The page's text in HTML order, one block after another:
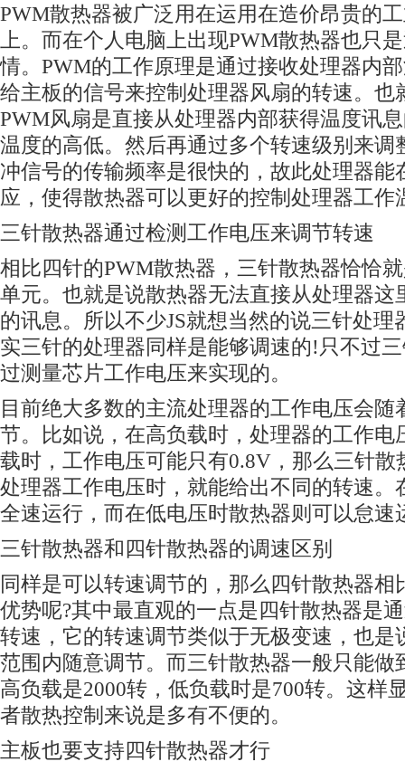
PWM散热器被广泛用在运用在造价昂贵的
上。而在个人电脑上出现PWM散热器也只
情。PWM的工作原理是通过接收处理器内
给主板的信号来控制处理器风扇的转速。也
PWM风扇是直接从处理器内部获得温度讯
温度的高低。然后再通过多个转速级别来调
冲信号的传输频率是很快的，故此处理器能
应，使得散热器可以更好的控制处理器工作
三针散热器通过检测工作电压来调节转速
相比四针的PWM散热器，三针散热器恰恰
单元。也就是说散热器无法直接从处理器这
的讯息。所以不少JS就想当然的说三针处理
实三针的处理器同样是能够调速的!只不过
过测量芯片工作电压来实现的。
目前绝大多数的主流处理器的工作电压会随
节。比如说，在高负载时，处理器的工作电
载时，工作电压可能只有0.8V，那么三针散
处理器工作电压时，就能给出不同的转速。
全速运行，而在低电压时散热器则可以怠速
三针散热器和四针散热器的调速区别
同样是可以转速调节的，那么四针散热器相
优势呢?其中最直观的一点是四针散热器是
转速，它的转速调节类似于无极变速，也是
范围内随意调节。而三针散热器一般只能做
高负载是2000转，低负载时是700转。这样
者散热控制来说是多有不便的。
主板也要支持四针散热器才行